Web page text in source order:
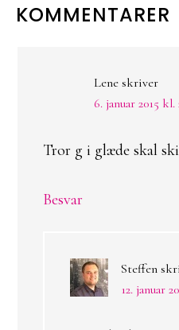
KOMMENTARER
Lene skriver
6. januar 2015 kl.
Tror g i glæde skal
Besvar
Steffen
12. januar